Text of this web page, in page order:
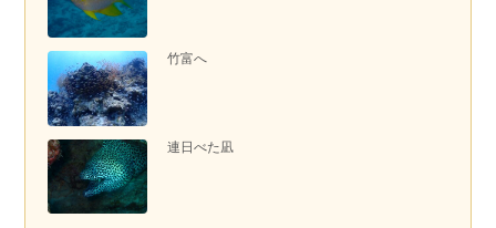
竹富へ
連日べた凪